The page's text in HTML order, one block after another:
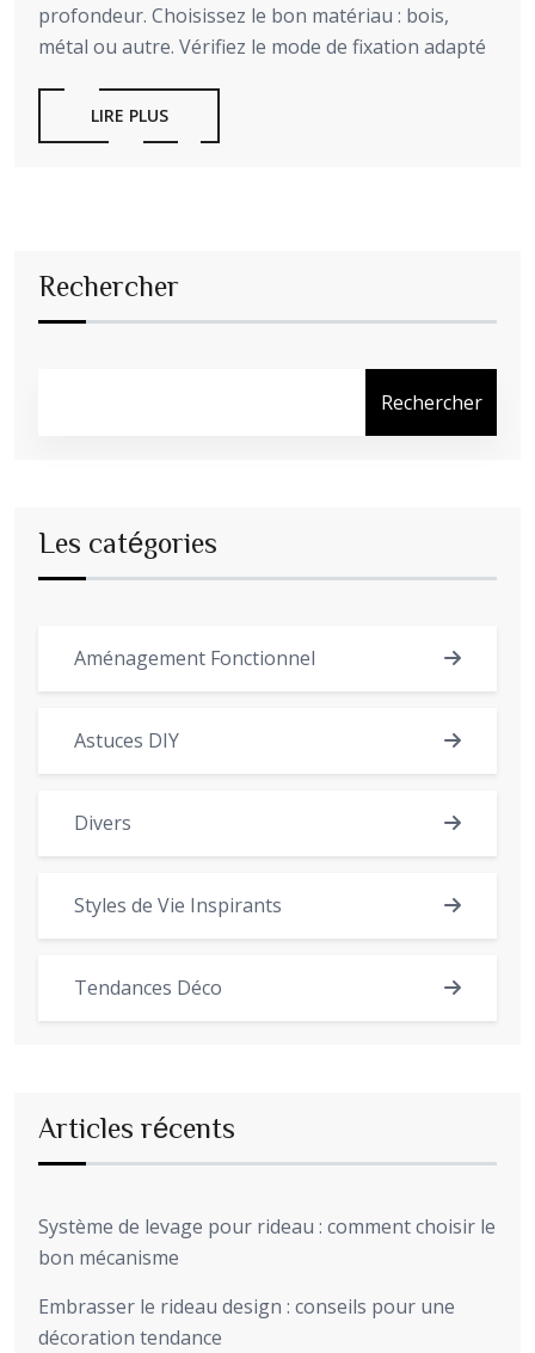
profondeur. Choisissez le bon matériau : bois,
métal ou autre. Vérifiez le mode de fixation adapté
LIRE PLUS
Rechercher
Rechercher
Les catégories
Aménagement Fonctionnel
Astuces DIY
Divers
Styles de Vie Inspirants
Tendances Déco
Articles récents
Système de levage pour rideau : comment choisir le
bon mécanisme
Embrasser le rideau design : conseils pour une
décoration tendance